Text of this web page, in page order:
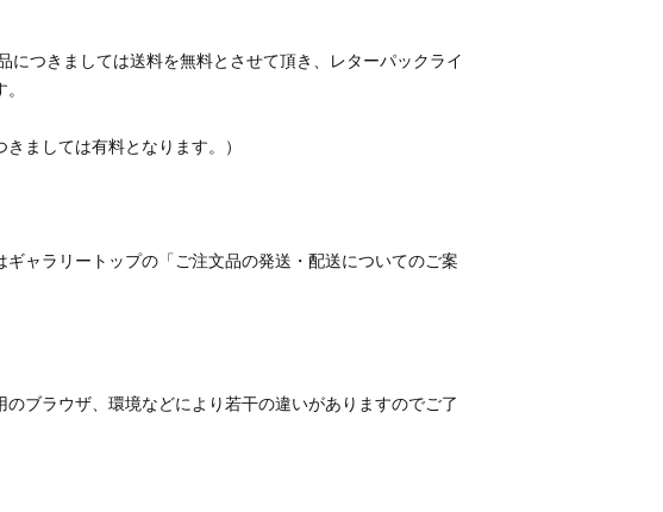
につきましては送料を無料とさせて頂き、レターパックライ
ャラリートップの「ご注文品の発送・配送についてのご案
ブラウザ、環境などにより若干の違いがありますのでご了